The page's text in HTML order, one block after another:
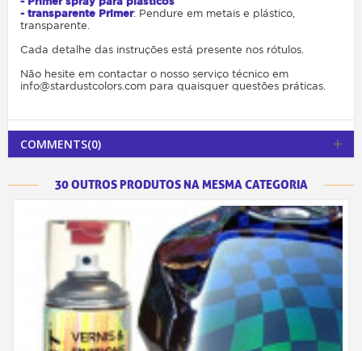
- transparente Primer: Pendure em metais e plástico,
transparente.
Cada detalhe das instruções está presente nos rótulos.
Não hesite em contactar o nosso serviço técnico em
info@stardustcolors.com para quaisquer questões práticas.
COMMENTS(0)
30 OUTROS PRODUTOS NA MESMA CATEGORIA